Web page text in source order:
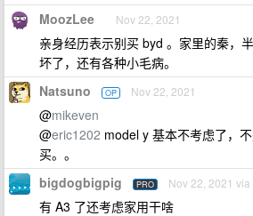
MoozLee Nov 22, 2021
亲身经历表示别买 byd 。家里的秦，
坏了，还有各种小毛病。
Natsuno OP Nov 22, 2021
@mikeven
@eric1202 model y 基本不考虑了，
买。。
bigdogbigpig PRO Nov 22, 2021
有 A3 了还考虑家用干啥